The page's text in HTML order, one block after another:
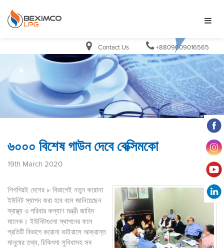
Contact Us +8809609016565
৬০০০ বিশেষ গাউন দেবে বেক্সিমকো
19th March 2020
শিগগিরই দেশের ৮ বিভাগেই নতুন করোনা
ইউনিট স্থাপন করা হবে বলে জানিয়েছেন
স্বাস্থ্য ও পরিবার কল্যাণ মন্ত্রী জাহিদ
মালেক। ইউনিটগুলো স্থাপনের ফলে
প্রতিটি বিভাগে করোনা ভাইরাসে আক্রান্ত
মানুষের তথ্য, চিকিৎসা সুবিধাসহ সব